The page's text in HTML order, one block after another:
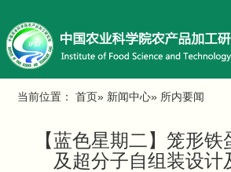
当前位置：首页» 新闻中心» 所内要闻
【蓝色星期二】笼形
及超分子自组装设计